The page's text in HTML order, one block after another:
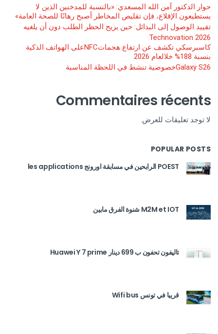
حوار الدكتور آمن الله المسعدي: «بالنسبة للمدخنين الذين لا
يستطيعون الإقلاع، فإن تقليص المخاطر أصبح رهانًا للصحة العامة»
تقييد الوصول إلى البدائل: حين يزيح الحظر الطلب دون أن يلغيه
Technovation 2026
كاسبرسكي تكشف عن ارتفاع هجماتNFCعلى الهواتف الذكية
بنسبة 188% خلالعام 2026
Galaxy S26خصوصية تنشط في اللحظة المناسبة
Commentaires récents
لا توجد تعليقات للعرض.
POPULAR POSTS
POEST الرابحين في مسابقة اورونج les applications
M2M et IOT شنوة الفرق مابين
تاليفون تحفون ب 699 دينار Huawei Y 7 prime
قريبا في تونس Wifi bus